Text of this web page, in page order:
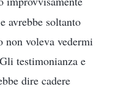
avrebbe soltanto
voleva vedermi
testimonianza e
dire cadere